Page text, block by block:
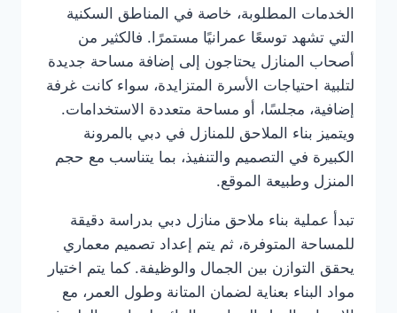
الخدمات المطلوبة، خاصة في المناطق السكنية
التي تشهد توسعًا عمرانيًا مستمرًا. فالكثير من
أصحاب المنازل يحتاجون إلى إضافة مساحة جديدة
لتلبية احتياجات الأسرة المتزايدة، سواء كانت غرفة
إضافية، مجلسًا، أو مساحة متعددة الاستخدامات.
ويتميز بناء الملاحق للمنازل في دبي بالمرونة
الكبيرة في التصميم والتنفيذ، بما يتناسب مع حجم
المنزل وطبيعة الموقع.
تبدأ عملية بناء ملاحق منازل دبي بدراسة دقيقة
للمساحة المتوفرة، ثم يتم إعداد تصميم معماري
يحقق التوازن بين الجمال والوظيفة. كما يتم اختيار
مواد البناء بعناية لضمان المتانة وطول العمر، مع